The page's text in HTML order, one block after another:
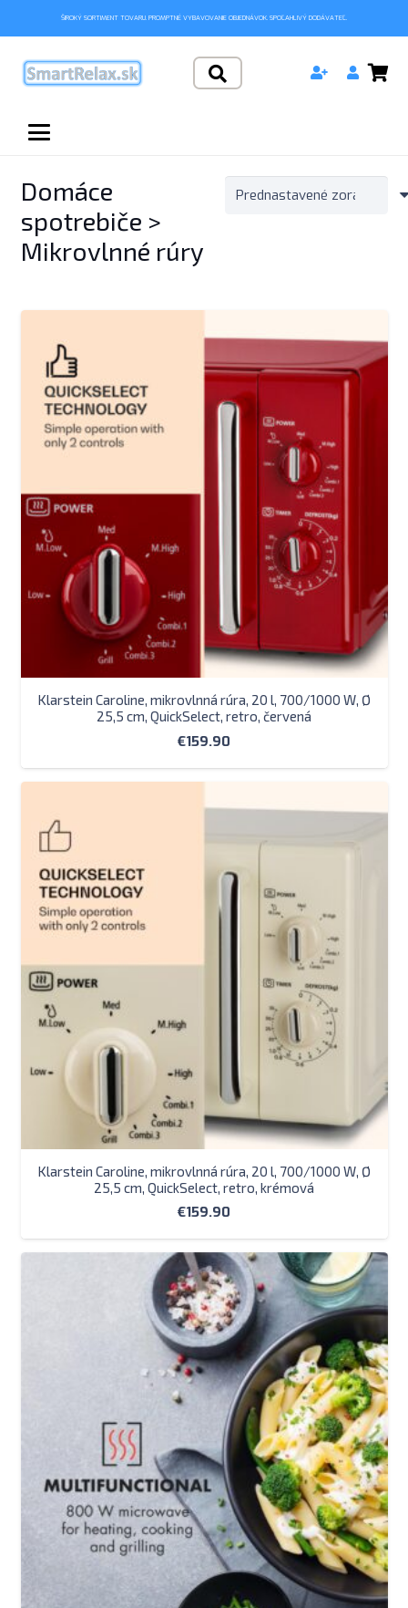
ŠIROKÝ SORTIMENT TOVARU. PROMPTNÉ VYBAVOVANIE OBJEDNÁVOK. SPOĽAHLIVÝ DODÁVATEĽ.
Domáce
spotrebiče >
Mikrovlnné rúry
Klarstein Caroline, mikrovlnná rúra, 20 l, 700/1000 W, Ø
25,5 cm, QuickSelect, retro, červená
€159.90
Klarstein Caroline, mikrovlnná rúra, 20 l, 700/1000 W, Ø
25,5 cm, QuickSelect, retro, krémová
€159.90